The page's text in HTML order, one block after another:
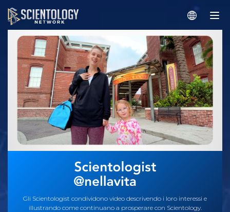
Gli Scientologist condividono video descrivendo i loro interessi e
illustrando come continuano a prosperare con Scientology.